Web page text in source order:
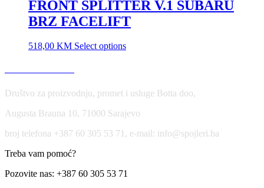
FRONT SPLITTER V.1 SUBARU
BRZ FACELIFT
518,00 KM Select options
Društvo za proizvodnju, promet i usluge Botta doo,
Augusta Brauna 10, 71000 Sarajevo
broj telefona +387 60 305 53 71, e-mail: info@spojleri.ba
Treba vam pomoć?
Pozovite nas: +387 60 305 53 71